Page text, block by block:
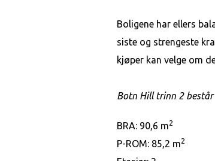
Boligene har ellers
siste og strengeste
kjøper kan velge om
Botn Hill trinn 2 består
BRA: 90,6 m2
P-ROM: 85,2 m2